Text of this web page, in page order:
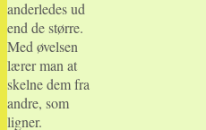
anderledes ud
end de større.
Med øvelsen
lærer man at
skelne dem fra
andre, som
ligner.